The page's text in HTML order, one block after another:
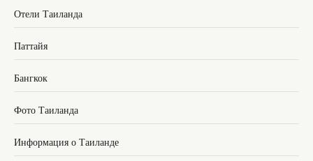
Отели Таиланда
Паттайя
Бангкок
Фото Таиланда
Информация о Таиланде